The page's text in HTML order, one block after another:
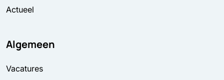
Actueel
Algemeen
Vacatures